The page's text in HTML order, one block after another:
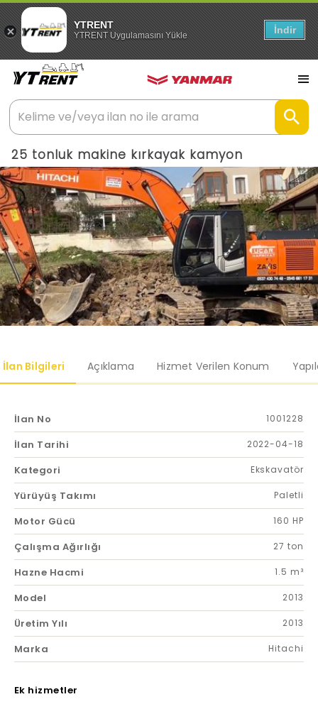
YTRENT
YTRENT Uygulamasını Yükle İndir
25 tonluk makine kırkayak kamyon
İlan Bilgileri Açıklama Hizmet Verilen Konum
İlan No 1001228
İlan Tarihi 2022-04-18
Kategori Ekskavatör
Yürüyüş Takımı Paletli
Motor Gücü 160 HP
Çalışma Ağırlığı 27 ton
Hazne Hacmi 1.5 m³
Model 2013
Üretim Yılı 2013
Marka Hitachi
Ek hizmetler